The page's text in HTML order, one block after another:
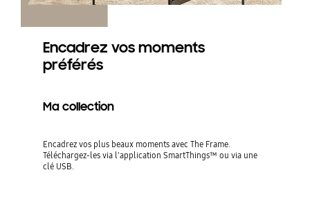
Encadrez vos moments
préférés
Ma collection
Encadrez vos plus beaux moments avec The Frame.
Téléchargez-les via l'application SmartThings™ ou via une
clé USB.